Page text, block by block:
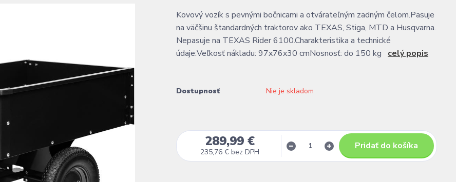
Kovový vozík s pevnými bočnicami a otvárateľným zadným čelom.Pasuje
na väčšinu štandardných traktorov ako TEXAS, Stiga, MTD a Husqvarna.
Nepasuje na TEXAS Rider 6100.Charakteristika a technické
údaje:Veľkosť nákladu: 97x76x30 cmNosnosť: do 150 kg celý popis
Dostupnosť Nie je skladom
289,99 €
235,76 € bez DPH
Pridať do košíka